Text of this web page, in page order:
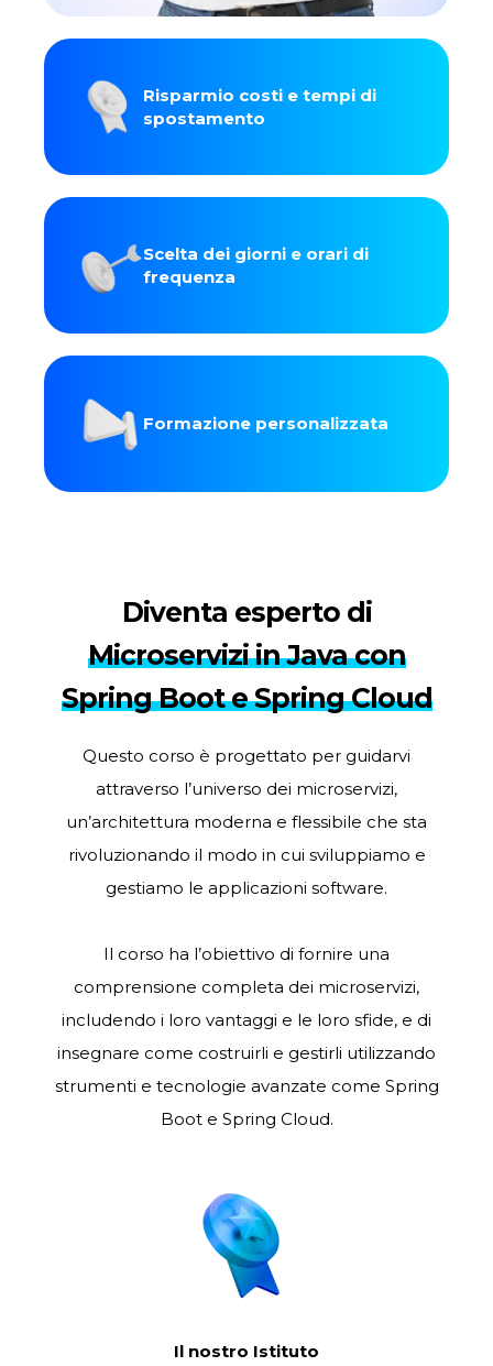
Risparmio costi e tempi di
spostamento
Scelta dei giorni e orari di
frequenza
Formazione personalizzata
Diventa esperto di
Microservizi in Java con
Spring Boot e Spring Cloud
Questo corso è progettato per guidarvi
attraverso l’universo dei microservizi,
un’architettura moderna e flessibile che sta
rivoluzionando il modo in cui sviluppiamo e
gestiamo le applicazioni software.
Il corso ha l’obiettivo di fornire una
comprensione completa dei microservizi,
includendo i loro vantaggi e le loro sfide, e di
insegnare come costruirli e gestirli utilizzando
strumenti e tecnologie avanzate come Spring
Boot e Spring Cloud.
Il nostro Istituto